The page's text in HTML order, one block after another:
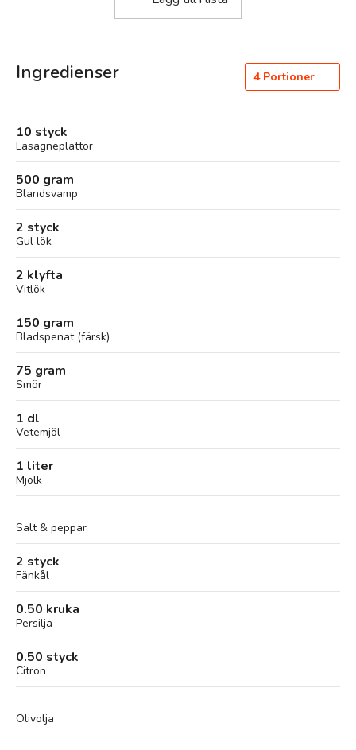
Ingredienser 4 Portioner
10 styck
Lasagneplattor
500 gram
Blandsvamp
2 styck
Gul lök
2 klyfta
Vitlök
150 gram
Bladspenat (färsk)
75 gram
Smör
1 dl
Vetemjöl
1 liter
Mjölk
Salt & peppar
2 styck
Fänkål
0.50 kruka
Persilja
0.50 styck
Citron
Olivolja